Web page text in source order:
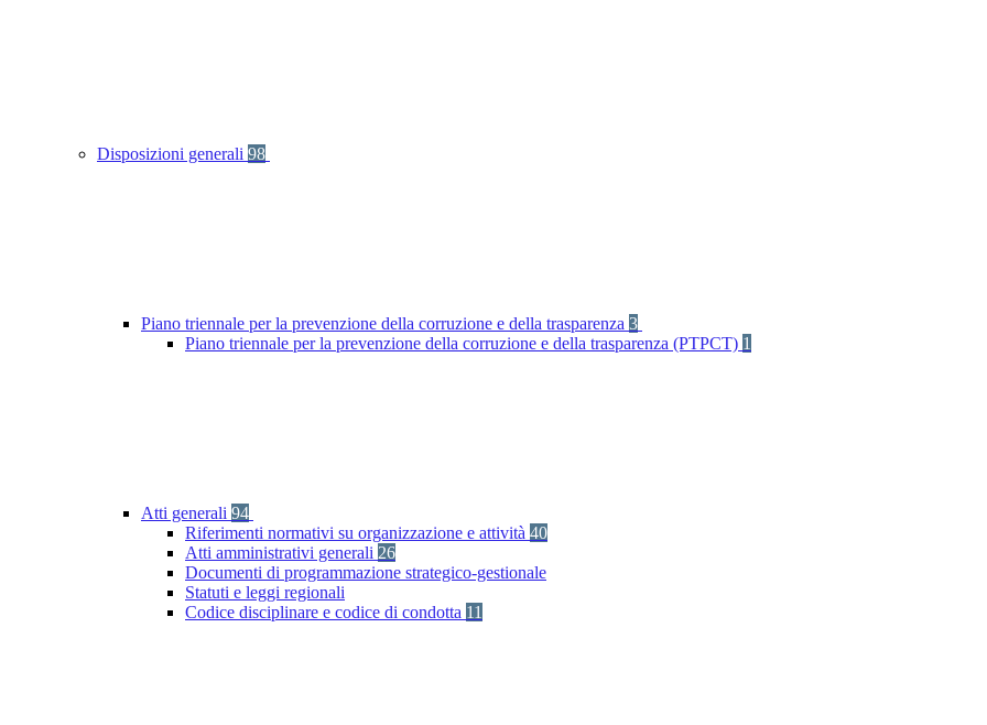
Disposizioni generali 98
Piano triennale per la prevenzione della corruzione e della trasparenza 3
Piano triennale per la prevenzione della corruzione e della trasparenza (PTPCT) 1
Atti generali 94
Riferimenti normativi su organizzazione e attività 40
Atti amministrativi generali 26
Documenti di programmazione strategico-gestionale
Statuti e leggi regionali
Codice disciplinare e codice di condotta 11